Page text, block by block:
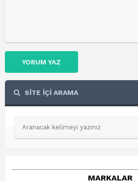
YORUM YAZ
SİTE İÇİ ARAMA
MARKALAR